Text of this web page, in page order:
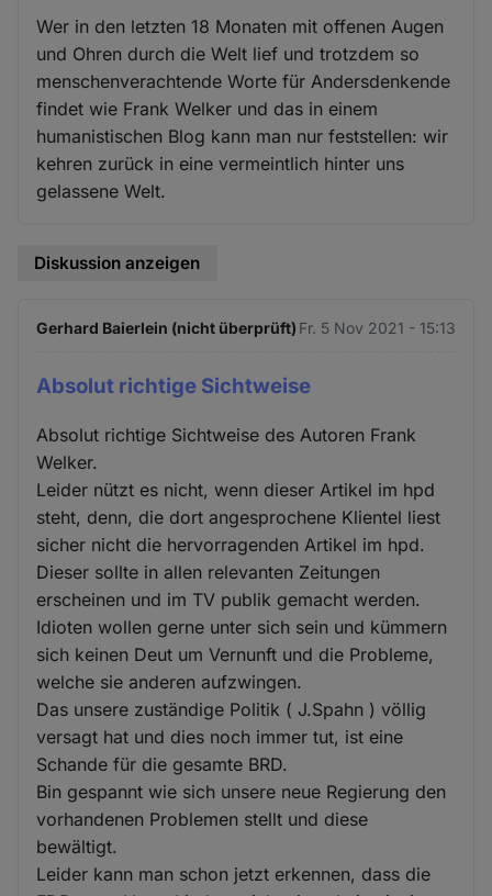
Wer in den letzten 18 Monaten mit offenen Augen
und Ohren durch die Welt lief und trotzdem so
menschenverachtende Worte für Andersdenkende
findet wie Frank Welker und das in einem
humanistischen Blog kann man nur feststellen: wir
kehren zurück in eine vermeintlich hinter uns
gelassene Welt.
Diskussion anzeigen
Gerhard Baierlein (nicht überprüft) Fr. 5 Nov 2021 - 15:13
Absolut richtige Sichtweise
Absolut richtige Sichtweise des Autoren Frank
Welker.
Leider nützt es nicht, wenn dieser Artikel im hpd
steht, denn, die dort angesprochene Klientel liest
sicher nicht die hervorragenden Artikel im hpd.
Dieser sollte in allen relevanten Zeitungen
erscheinen und im TV publik gemacht werden.
Idioten wollen gerne unter sich sein und kümmern
sich keinen Deut um Vernunft und die Probleme,
welche sie anderen aufzwingen.
Das unsere zuständige Politik ( J.Spahn ) völlig
versagt hat und dies noch immer tut, ist eine
Schande für die gesamte BRD.
Bin gespannt wie sich unsere neue Regierung den
vorhandenen Problemen stellt und diese
bewältigt.
Leider kann man schon jetzt erkennen, dass die